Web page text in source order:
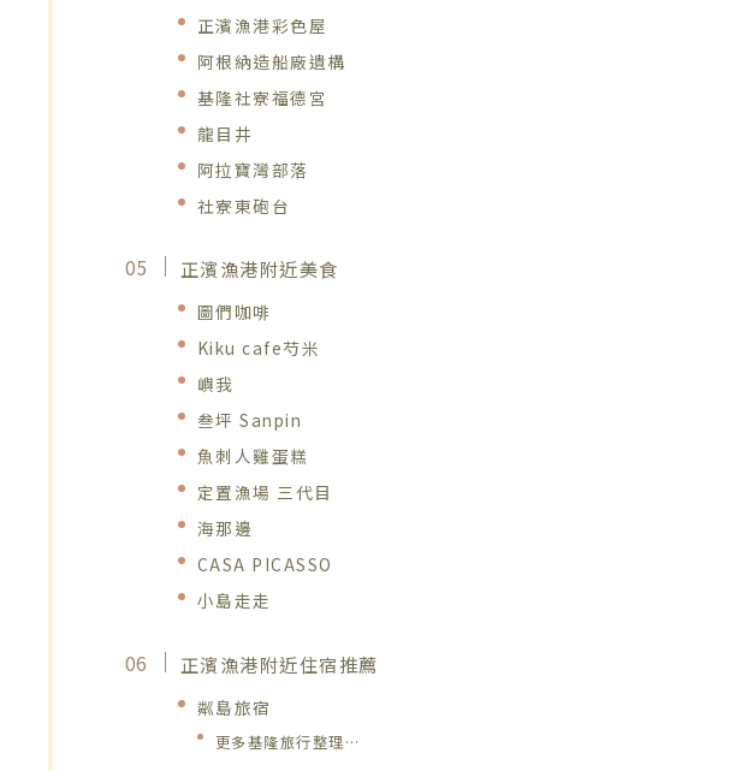
正濱漁港彩色屋
阿根納造船廠遺構
基隆社寮福德宮
龍目井
阿拉寶灣部落
社寮東砲台
正濱漁港附近美食
圖們咖啡
Kiku cafe芍米
嶼我
叁坪 Sanpin
魚刺人雞蛋糕
定置漁場 三代目
海那邊
CASA PICASSO
小島走走
正濱漁港附近住宿推薦
粼島旅宿
更多基隆旅行整理…